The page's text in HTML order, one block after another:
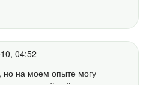
04:52
на моем опыте могу